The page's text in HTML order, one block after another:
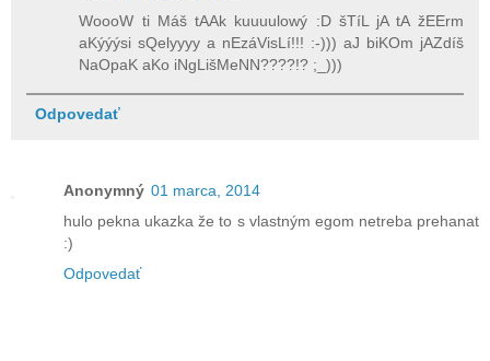
WoooW ti Máš tAAk kuuuulowý :D šTíL jA tA žEErm
aKýýýsi sQelyyyy a nEzáVisLí!!! :-))) aJ biKOm jAZdíš
NaOpaK aKo iNgLišMeNN????!? ;_)))
Odpovedať
Anonymný 01 marca, 2014
hulo pekna ukazka že to s vlastným egom netreba prehanat
:)
Odpovedať